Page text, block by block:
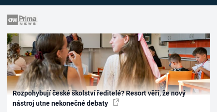
Rozpohybují české školství ředitelé? Resort věří, že nový
nástroj utne nekonečné debaty